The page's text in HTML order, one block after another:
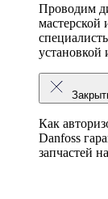
Проводим
установкой
Как
Danfoss
запчастей